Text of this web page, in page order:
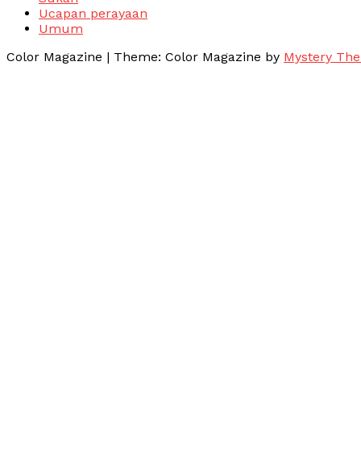
Ucapan perayaan
Umum
Color Magazine | Theme: Color Magazine by Mystery